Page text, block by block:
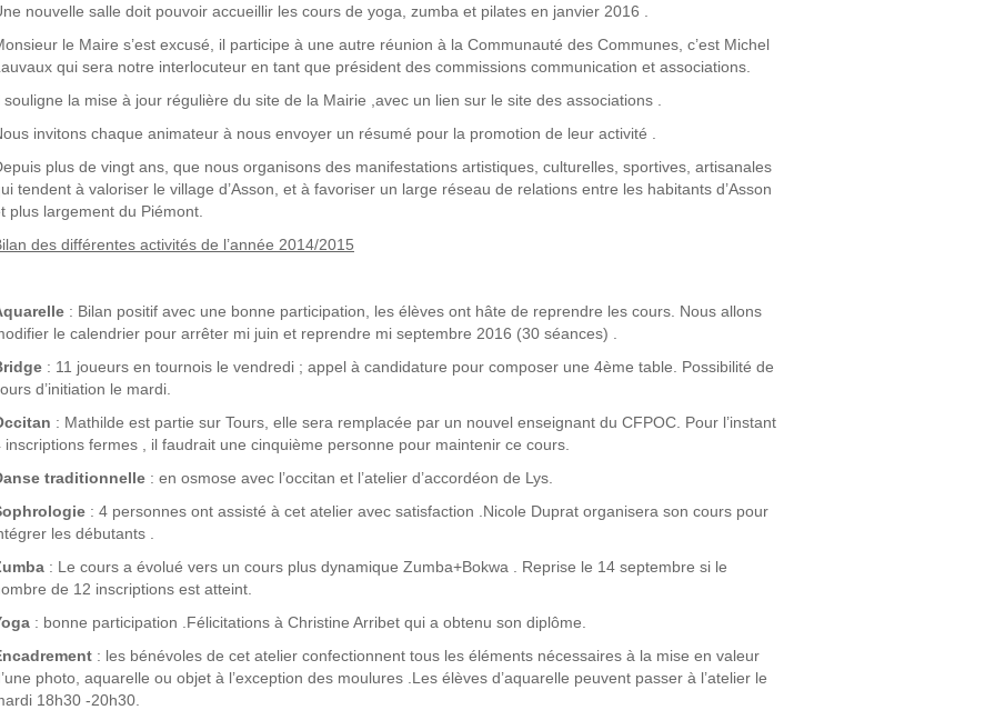
nouvelle salle doit pouvoir accueillir les cours de yoga, zumba et pilates en janvier 2016 .
le Maire s’est excusé, il participe à une autre réunion à la Communauté des Communes, c’est Michel
qui sera notre interlocuteur en tant que président des commissions communication et associations.
souligne la mise à jour régulière du site de la Mairie ,avec un lien sur le site des associations .
invitons chaque animateur à nous envoyer un résumé pour la promotion de leur activité .
plus de vingt ans, que nous organisons des manifestations artistiques, culturelles, sportives, artisanales
tendent à valoriser le village d’Asson, et à favoriser un large réseau de relations entre les habitants d’Asson
plus largement du Piémont.
des différentes activités de l’année 2014/2015
: Bilan positif avec une bonne participation, les élèves ont hâte de reprendre les cours. Nous allons
le calendrier pour arrêter mi juin et reprendre mi septembre 2016 (30 séances) .
: 11 joueurs en tournois le vendredi ; appel à candidature pour composer une 4ème table. Possibilité de
d’initiation le mardi.
: Mathilde est partie sur Tours, elle sera remplacée par un nouvel enseignant du CFPOC. Pour l’instant
inscriptions fermes , il faudrait une cinquième personne pour maintenir ce cours.
traditionnelle : en osmose avec l’occitan et l’atelier d’accordéon de Lys.
: 4 personnes ont assisté à cet atelier avec satisfaction .Nicole Duprat organisera son cours pour
les débutants .
: Le cours a évolué vers un cours plus dynamique Zumba+Bokwa . Reprise le 14 septembre si le
de 12 inscriptions est atteint.
: bonne participation .Félicitations à Christine Arribet qui a obtenu son diplôme.
: les bénévoles de cet atelier confectionnent tous les éléments nécessaires à la mise en valeur
photo, aquarelle ou objet à l’exception des moulures .Les élèves d’aquarelle peuvent passer à l’atelier le
18h30 -20h30.